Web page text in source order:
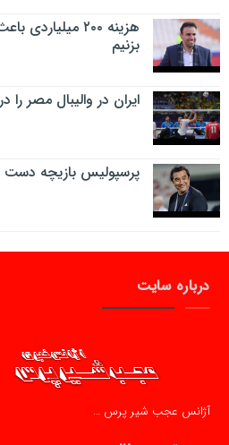
هزینه ۲۰۰
بزنیم
ایران در والیبال مصر را
پرسپولیس بازیچه دست
درباره سایت
آژانس عجب شیر پرس …